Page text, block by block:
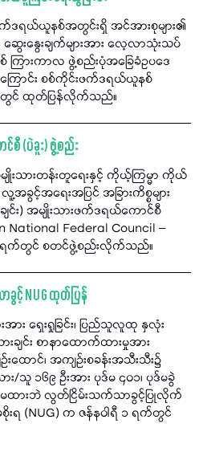
ဒရယ်ယူနစ်အတွင်းရှိ အင်အားစုများ၏
ဆွေးနွေးချက်များအား လေ့လာသုံးသပ်
ြားကာလ ဖွဲ့စည်းပုံအခြေခံဥပဒေ
စ်ကြောင်း စစ်ကိုင်းဖက်ဒရယ်ယူနစ်
တွင် ထုတ်ပြန်လိုက်သည်။
စီ (ပဲခူး) ဖွဲ့စည်း
ျိုးသားတန်းတူရေးနှင့် ကိုယ့်ကြမ္မာ ကိုယ်
ခွင့်အရေးအပြင် အခြားကိစ္စများ
း) အမျိုးသားဖက်ဒရယ်ကောင်စီ
National Federal Council –
၄ ရက်တွင် စတင်ဖွဲ့စည်းလိုက်သည်။
င့် NUG ထုတ်ပြန်
ား ရှေးရှုခြင်း၊ ပြည်သူလူထု နှလုံး
းချင်း စာနာထောက်ထားမှုအား
ောင်၊ အကျဉ်းစခန်းအသီးသီး၌
သူ ၁၆၉ ဦးအား ပုဒ်မ ၄၀၁၊ ပုဒ်မခွဲ
ထားဘဲ လွတ်ငြိမ်းသက်သာခွင့်ပြုလိုက်
းရ (NUG) က ဇန်နဝါရီ ၁ ရက်တွင်